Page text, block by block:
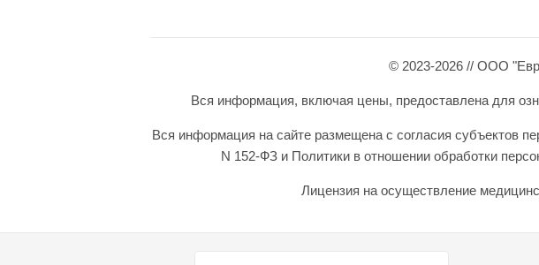
© 2023-2026 // ООО
Вся информация, включая цены, предоставлена для
Вся информация на сайте размещена с согласия субъектов
N 152-ФЗ и Политики в отношении обработки
Лицензия на осуществление